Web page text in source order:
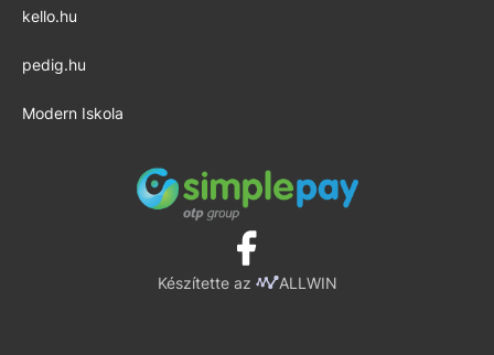
kello.hu
pedig.hu
Modern Iskola
Készítette az ALLWIN